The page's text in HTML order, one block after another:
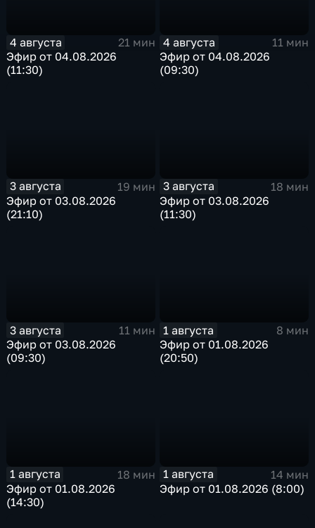
4 августа
21 мин
Эфир от 04.08.2026
(11:30)
4 августа
11 мин
Эфир от 04.08.2026
(09:30)
3 августа
19 мин
Эфир от 03.08.2026
(21:10)
3 августа
18 мин
Эфир от 03.08.2026
(11:30)
3 августа
11 мин
Эфир от 03.08.2026
(09:30)
1 августа
8 мин
Эфир от 01.08.2026
(20:50)
1 августа
18 мин
Эфир от 01.08.2026
(14:30)
1 августа
14 мин
Эфир от 01.08.2026 (8:00)